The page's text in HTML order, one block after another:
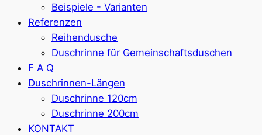
Beispiele - Varianten
Referenzen
Reihendusche
Duschrinne für Gemeinschaftsduschen
F A Q
Duschrinnen-Längen
Duschrinne 120cm
Duschrinne 200cm
KONTAKT